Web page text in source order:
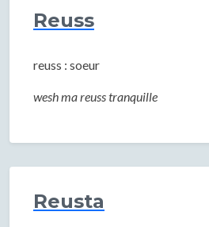
Reuss
reuss : soeur
wesh ma reuss tranquille
Reusta